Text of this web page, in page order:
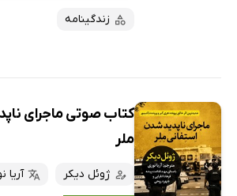
زندگینامه
کتاب صوتی ماجرای
ملر
ژوئل دیکر
آریا